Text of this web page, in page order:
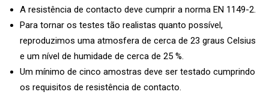
A resistência de contacto deve cumprir a norma EN 1149-2.
Para tornar os testes tão realistas quanto possível,
reproduzimos uma atmosfera de cerca de 23 graus Celsius
e um nível de humidade de cerca de 25 %.
Um mínimo de cinco amostras deve ser testado cumprindo
os requisitos de resistência de contacto.